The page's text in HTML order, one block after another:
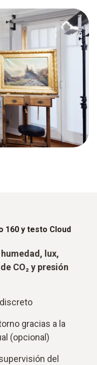
160 y testo Cloud
lux,
CO₂ y presión
gracias a la
(opcional)
del